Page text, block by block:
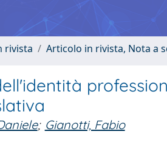
rivista Articolo in rivista, Nota a
; Gianotti, Fabio